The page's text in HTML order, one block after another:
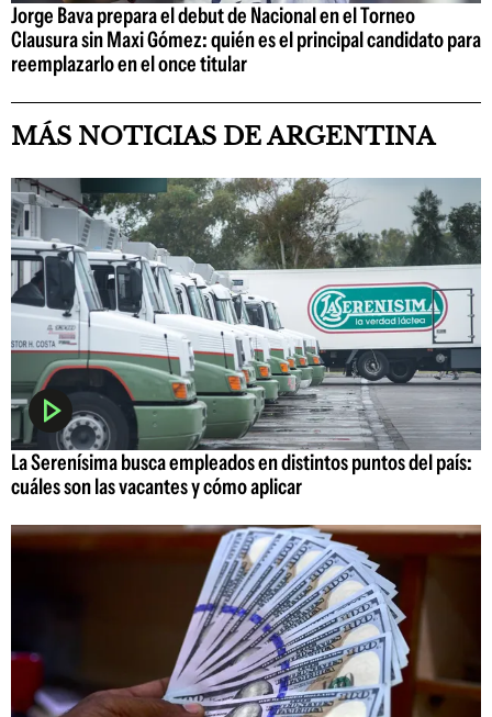
Jorge Bava prepara el debut de Nacional en el Torneo
Clausura sin Maxi Gómez: quién es el principal candidato para
reemplazarlo en el once titular
MÁS NOTICIAS DE ARGENTINA
La Serenísima busca empleados en distintos puntos del país:
cuáles son las vacantes y cómo aplicar